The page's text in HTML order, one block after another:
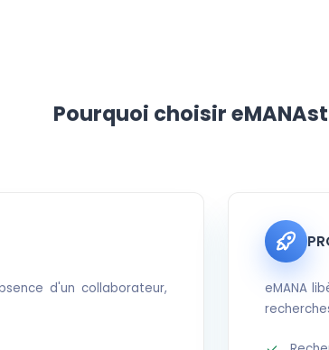
Pourquoi choisir
d'un collaborateur,
eMANA